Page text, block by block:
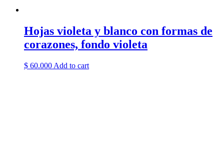
Hojas violeta y blanco con formas de
corazones, fondo violeta
$ 60.000 Add to cart